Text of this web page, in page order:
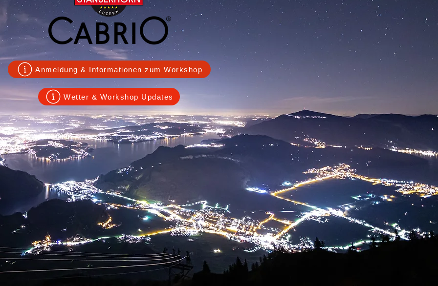
Anmeldung & Informationen zum Workshop
Wetter & Workshop Updates